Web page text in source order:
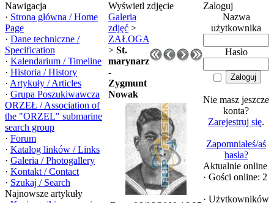
Nawigacja
· Strona główna / Home
Page
· Dane techniczne /
Specification
· Kalendarium / Timeline
· Historia / History
· Artykuły / Articles
· Grupa Poszukiwawcza
ORZEŁ / Association of
the "ORZEL" submarine
search group
· Forum
· Katalog linków / Links
· Galeria / Photogallery
· Kontakt / Contact
· Szukaj / Search
Najnowsze artykuły
Wyświetl zdjęcie
Galeria
zdjęć >
ZAŁOGA
> St.
marynarz
-
Zygmunt
Nowak
Zaloguj
Nazwa
użytkownika
Hasło
Nie masz jeszcze
konta?
Zarejestruj się.
Zapomniałeś/aś
hasła?
Aktualnie online
· Gości online: 2
· Użytkowników